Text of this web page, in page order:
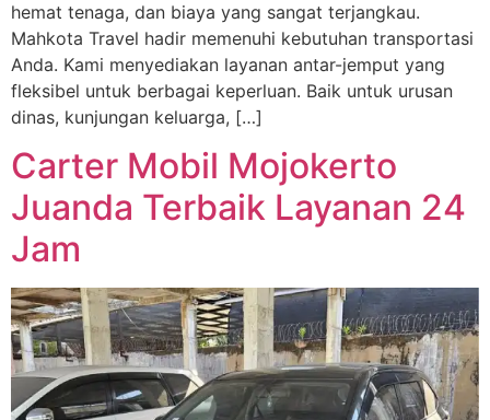
hemat tenaga, dan biaya yang sangat terjangkau.
Mahkota Travel hadir memenuhi kebutuhan transportasi
Anda. Kami menyediakan layanan antar-jemput yang
fleksibel untuk berbagai keperluan. Baik untuk urusan
dinas, kunjungan keluarga, […]
Carter Mobil Mojokerto
Juanda Terbaik Layanan 24
Jam